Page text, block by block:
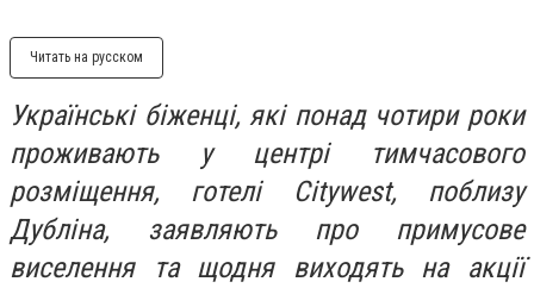
Читать на русском
Українські біженці, які понад чотири роки
проживають у центрі тимчасового
розміщення, готелі Citywest, поблизу
Дубліна, заявляють про примусове
виселення та щодня виходять на акції